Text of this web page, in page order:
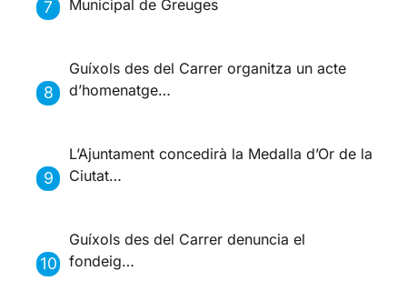
Municipal de Greuges
Guíxols des del Carrer organitza un acte
d’homenatge…
L’Ajuntament concedirà la Medalla d’Or de la
Ciutat…
Guíxols des del Carrer denuncia el
fondeig…